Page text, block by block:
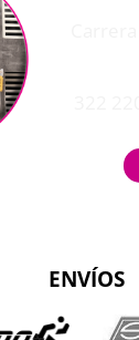
ENVÍOS